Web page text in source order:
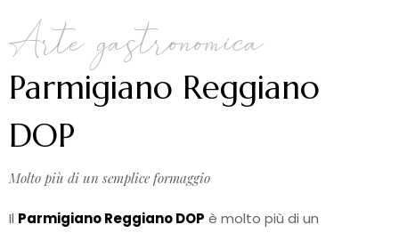
Arte gastronomica
Parmigiano Reggiano
DOP
Molto più di un semplice formaggio
Il Parmigiano Reggiano DOP è molto più di un